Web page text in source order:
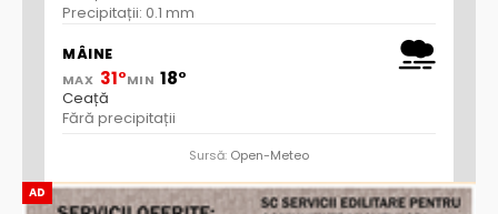
AD
Precipitații: 0.1 mm
MÂINE
MAX 31°MIN 18°
Ceață
Fără precipitații
Sursă: Open-Meteo